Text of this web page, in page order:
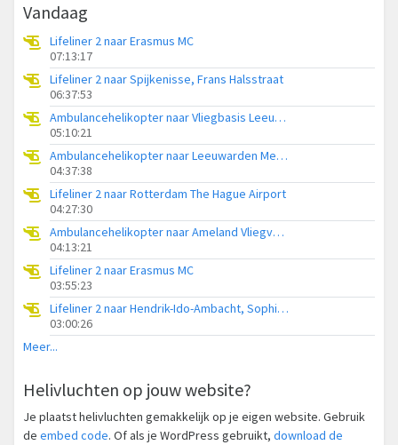
Vandaag
Lifeliner 2 naar Erasmus MC
07:13:17
Lifeliner 2 naar Spijkenisse, Frans Halsstraat
06:37:53
Ambulancehelikopter naar Vliegbasis Leeuwarden
05:10:21
Ambulancehelikopter naar Leeuwarden Medical Center Heliport
04:37:38
Lifeliner 2 naar Rotterdam The Hague Airport
04:27:30
Ambulancehelikopter naar Ameland Vliegveld Ballum
04:13:21
Lifeliner 2 naar Erasmus MC
03:55:23
Lifeliner 2 naar Hendrik-Ido-Ambacht, Sophiapark-West
03:00:26
Meer...
Helivluchten op jouw website?
Je plaatst helivluchten gemakkelijk op je eigen website. Gebruik
de embed code. Of als je WordPress gebruikt, download de